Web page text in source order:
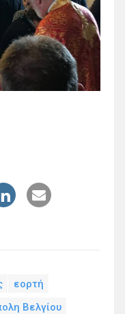
εορτή
Βελγίου